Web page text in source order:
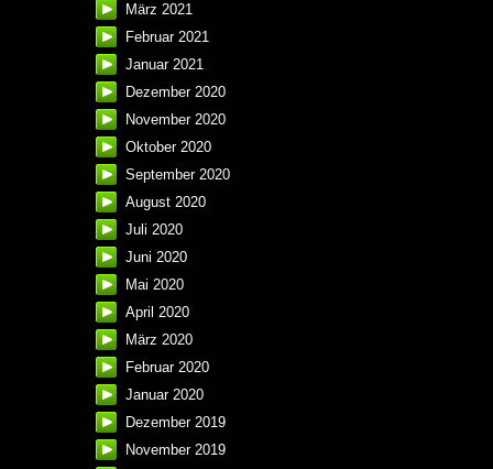
März 2021
Februar 2021
Januar 2021
Dezember 2020
November 2020
Oktober 2020
September 2020
August 2020
Juli 2020
Juni 2020
Mai 2020
April 2020
März 2020
Februar 2020
Januar 2020
Dezember 2019
November 2019